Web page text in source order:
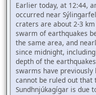
Earlier today, at 12:44,
occurred near
craters are about 2-3
swarm of earthquakes
the same area, and
since midnight,
depth of the
swarms have
cannot be ruled out
Sundhnjúkagígar is due